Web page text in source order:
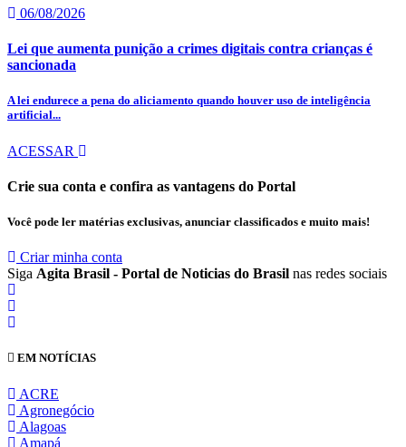
06/08/2026
Lei que aumenta punição a crimes digitais contra crianças é
sancionada
A lei endurece a pena do aliciamento quando houver uso de inteligência
artificial...
ACESSAR
Crie sua conta e confira as vantagens do Portal
Você pode ler matérias exclusivas, anunciar classificados e muito mais!
Criar minha conta
Siga Agita Brasil - Portal de Noticias do Brasil nas redes sociais
EM NOTÍCIAS
ACRE
Agronegócio
Alagoas
Amapá